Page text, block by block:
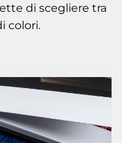
di scegliere tra
colori.